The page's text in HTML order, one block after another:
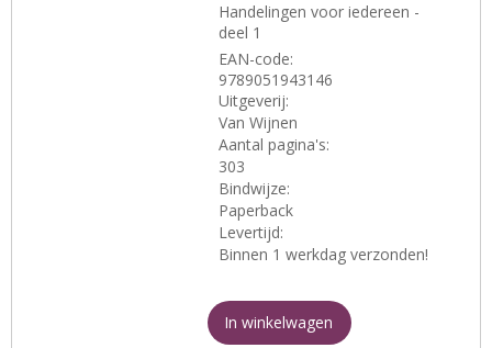
Handelingen voor iedereen -
deel 1
EAN-code:
9789051943146
Uitgeverij:
Van Wijnen
Aantal pagina's:
303
Bindwijze:
Paperback
Levertijd:
Binnen 1 werkdag verzonden!
In winkelwagen